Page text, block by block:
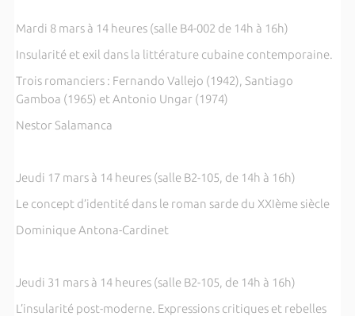
Mardi 8 mars à 14 heures (salle B4-002 de 14h à 16h)
Insularité et exil dans la littérature cubaine contemporaine.
Trois romanciers : Fernando Vallejo (1942), Santiago
Gamboa (1965) et Antonio Ungar (1974)
Nestor Salamanca
Jeudi 17 mars à 14 heures (salle B2-105, de 14h à 16h)
Le concept d’identité dans le roman sarde du XXIème siècle
Dominique Antona-Cardinet
Jeudi 31 mars à 14 heures (salle B2-105, de 14h à 16h)
L’insularité post-moderne. Expressions critiques et rebelles